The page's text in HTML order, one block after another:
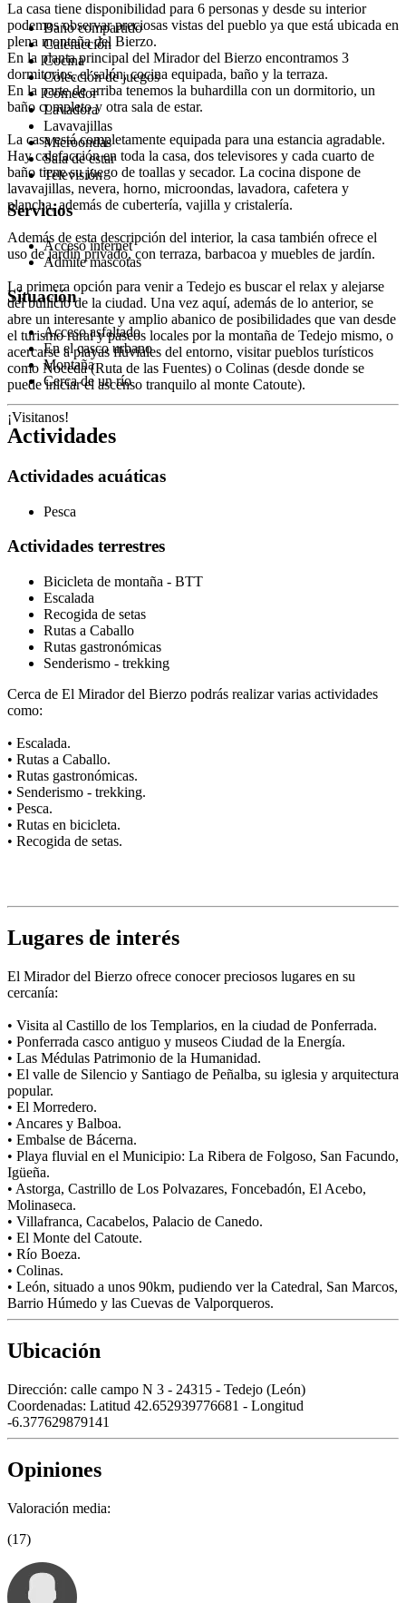
La casa tiene disponibilidad para 6 personas y desde su interior
podemos observar preciosas vistas del pueblo ya que está ubicada en
plena montaña del Bierzo.
En la planta principal del Mirador del Bierzo encontramos 3
dormitorios, el salón, cocina equipada, baño y la terraza.
En la parte de arriba tenemos la buhardilla con un dormitorio, un
baño completo y otra sala de estar.
La casa está completamente equipada para una estancia agradable.
Hay calefacción en toda la casa, dos televisores y cada cuarto de
baño tiene su juego de toallas y secador. La cocina dispone de
lavavajillas, nevera, horno, microondas, lavadora, cafetera y
plancha, además de cubertería, vajilla y cristalería.
Además de esta descripción del interior, la casa también ofrece el
uso de jardín privado, con terraza, barbacoa y muebles de jardín.
La primera opción para venir a Tedejo es buscar el relax y alejarse
del bullicio de la ciudad. Una vez aquí, además de lo anterior, se
abre un interesante y amplio abanico de posibilidades que van desde
el turismo rural y paseos locales por la montaña de Tedejo mismo, o
acercarse a playas fluviales del entorno, visitar pueblos turísticos
como Noceda (Ruta de las Fuentes) o Colinas (desde donde se
puede iniciar el ascenso tranquilo al monte Catoute).
¡Visitanos!
Baño compartido
Calefacción
Cocina
Colección de juegos
Comedor
Lavadora
Lavavajillas
Microondas
Sala de estar
Televisión
Servicios
Acceso internet
Admite mascotas
Situación
Acceso asfaltado
En el casco urbano
Montaña
Cerca de un río
Actividades
Actividades acuáticas
Pesca
Actividades terrestres
Bicicleta de montaña - BTT
Escalada
Recogida de setas
Rutas a Caballo
Rutas gastronómicas
Senderismo - trekking
Cerca de El Mirador del Bierzo podrás realizar varias actividades
como:
• Escalada.
• Rutas a Caballo.
• Rutas gastronómicas.
• Senderismo - trekking.
• Pesca.
• Rutas en bicicleta.
• Recogida de setas.
Lugares de interés
El Mirador del Bierzo ofrece conocer preciosos lugares en su
cercanía:
• Visita al Castillo de los Templarios, en la ciudad de Ponferrada.
• Ponferrada casco antiguo y museos Ciudad de la Energía.
• Las Médulas Patrimonio de la Humanidad.
• El valle de Silencio y Santiago de Peñalba, su iglesia y arquitectura
popular.
• El Morredero.
• Ancares y Balboa.
• Embalse de Bácerna.
• Playa fluvial en el Municipio: La Ribera de Folgoso, San Facundo,
Igüeña.
• Astorga, Castrillo de Los Polvazares, Foncebadón, El Acebo,
Molinaseca.
• Villafranca, Cacabelos, Palacio de Canedo.
• El Monte del Catoute.
• Río Boeza.
• Colinas.
• León, situado a unos 90km, pudiendo ver la Catedral, San Marcos,
Barrio Húmedo y las Cuevas de Valporqueros.
Ubicación
Dirección: calle campo N 3 - 24315 - Tedejo (León)
Coordenadas: Latitud 42.652939776681 - Longitud
-6.377629879141
Opiniones
Valoración media:
(17)